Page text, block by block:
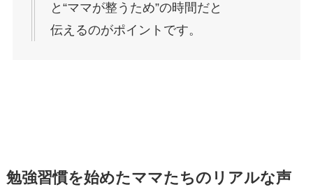
と“ママが整うため”の時間だと
伝えるのがポイントです。
勉強習慣を始めたママたちのリアルな声